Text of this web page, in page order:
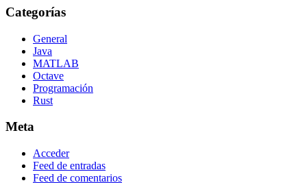
Categorías
General
Java
MATLAB
Octave
Programación
Rust
Meta
Acceder
Feed de entradas
Feed de comentarios